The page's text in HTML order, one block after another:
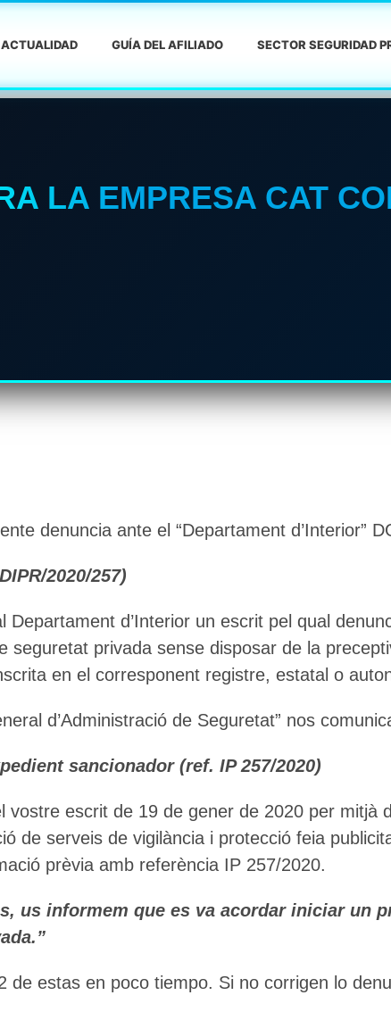
ACTUALIDAD GUÍA DEL AFILIADO SECTOR SEGURIDAD
LA EMPRESA CAT
denuncia ante el “Departament d’Interior”
2020/257)
d’Interior un escrit pel qual
seguretat privada sense disposar de la
en el corresponent registre, estatal o
d’Administració de Seguretat” nos
sancionador (ref. IP 257/2020)
escrit de 19 de gener de 2020 per mitjà
de serveis de vigilància i protecció feia
prèvia amb referència IP 257/2020.
us informem que es va acordar iniciar un
de estas en poco tiempo. Si no corrigen lo
ADN Sindical
General a Sede (Email)